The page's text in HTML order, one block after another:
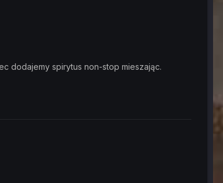
dodajemy spirytus non-stop mieszając.